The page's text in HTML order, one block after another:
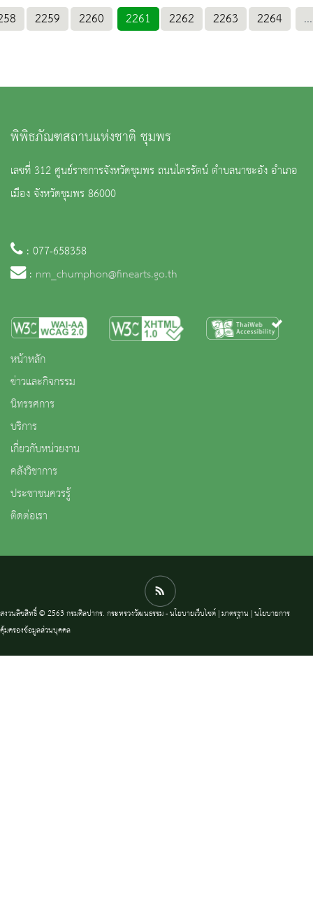
2259 2260 2261 2262 2263 2264 ...
พิพิธภัณฑสถานแห่งชาติ ชุมพร
เลขที่ 312 ศูนย์ราชการจังหวัดชุมพร ถนนไตรรัตน์ ตำบลนาชะอัง อำเภอ
เมือง จังหวัดชุมพร 86000
: 077-658358
: nm_chumphon@finearts.go.th
หน้าหลัก
ข่าวและกิจกรรม
นิทรรศการ
บริการ
เกี่ยวกับหน่วยงาน
คลังวิชาการ
ประชาชนควรรู้
ติดต่อเรา
สงวนลิขสิทธิ์ © 2563 กรมศิลปากร. กระทรวงวัฒนธรรม -นโยบายเว็บไซต์|มาตรฐาน |นโยบายการ
คุ้มครองข้อมูลส่วนบุคคล